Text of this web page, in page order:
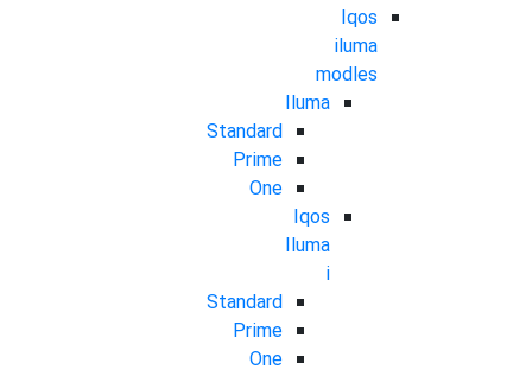
Iqos
iluma
modles
Iluma
Standard
Prime
One
Iqos
Iluma
i
Standard
Prime
One